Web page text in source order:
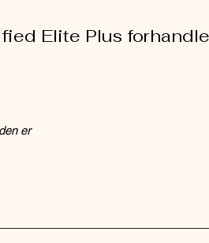
Elite Plus
er